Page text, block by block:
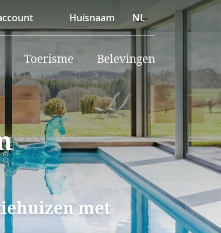
Huisnaam NL
Toerisme Belevingen
met